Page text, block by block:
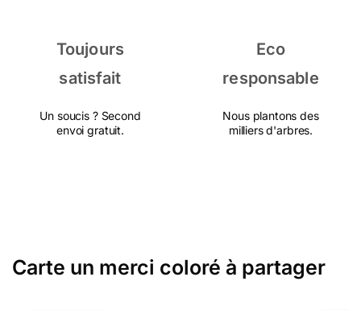
Toujours
satisfait
Un soucis ? Second
envoi gratuit.
Eco
responsable
Nous plantons des
milliers d'arbres.
Carte un merci coloré à partager